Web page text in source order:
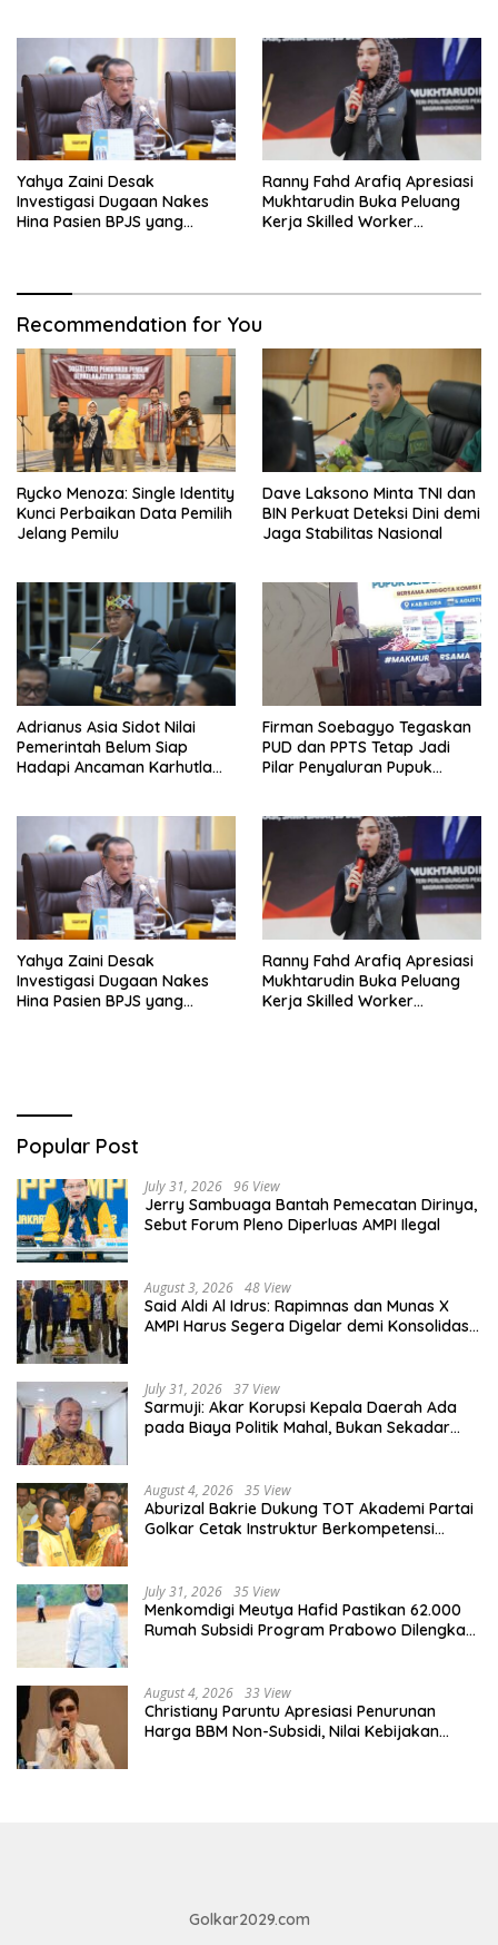
Yahya Zaini Desak
Investigasi Dugaan Nakes
Hina Pasien BPJS yang
Ranny Fahd Arafiq Apresiasi
Mukhtarudin Buka Peluang
Kerja Skilled Worker
Recommendation for You
Rycko Menoza: Single Identity
Kunci Perbaikan Data Pemilih
Jelang Pemilu
Dave Laksono Minta TNI dan
BIN Perkuat Deteksi Dini demi
Jaga Stabilitas Nasional
Adrianus Asia Sidot Nilai
Pemerintah Belum Siap
Hadapi Ancaman Karhutla
Firman Soebagyo Tegaskan
PUD dan PPTS Tetap Jadi
Pilar Penyaluran Pupuk
Yahya Zaini Desak
Investigasi Dugaan Nakes
Hina Pasien BPJS yang
Ranny Fahd Arafiq Apresiasi
Mukhtarudin Buka Peluang
Kerja Skilled Worker
Popular Post
July 31, 2026 96 View
Jerry Sambuaga Bantah Pemecatan Dirinya,
Sebut Forum Pleno Diperluas AMPI Ilegal
August 3, 2026 48 View
Said Aldi Al Idrus: Rapimnas dan Munas X
AMPI Harus Segera Digelar demi Konsolidasi
July 31, 2026 37 View
Sarmuji: Akar Korupsi Kepala Daerah Ada
pada Biaya Politik Mahal, Bukan Sekadar
August 4, 2026 35 View
Aburizal Bakrie Dukung TOT Akademi Partai
Golkar Cetak Instruktur Berkompetensi
July 31, 2026 35 View
Menkomdigi Meutya Hafid Pastikan 62.000
Rumah Subsidi Program Prabowo Dilengkapi
August 4, 2026 33 View
Christiany Paruntu Apresiasi Penurunan
Harga BBM Non-Subsidi, Nilai Kebijakan
Golkar2029.com